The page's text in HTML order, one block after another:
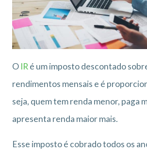
O IR é um imposto descontado
rendimentos mensais e é
seja, quem tem renda menor, paga
apresenta renda maior mais.
Esse imposto é cobrado todos os